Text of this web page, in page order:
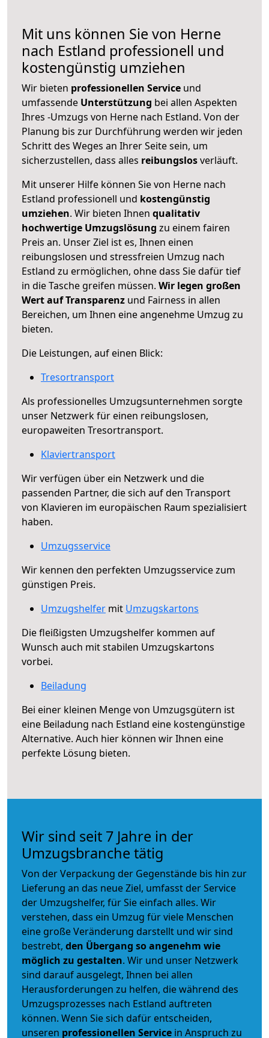
Mit uns können Sie von Herne
nach Estland professionell und
kostengünstig umziehen
Wir bieten professionellen Service und
umfassende Unterstützung bei allen Aspekten
Ihres -Umzugs von Herne nach Estland. Von der
Planung bis zur Durchführung werden wir jeden
Schritt des Weges an Ihrer Seite sein, um
sicherzustellen, dass alles reibungslosverläuft.
Mit unserer Hilfe können Sie von Herne nach
Estland professionell und kostengünstig
umziehen. Wir bieten Ihnen qualitativ
hochwertige Umzugslösung zu einem fairen
Preis an. Unser Ziel ist es, Ihnen einen
reibungslosen und stressfreien Umzug nach
Estland zu ermöglichen, ohne dass Sie dafür tief
in die Tasche greifen müssen. Wir legen großen
Wert auf Transparenz und Fairness in allen
Bereichen, um Ihnen eine angenehme Umzug zu
bieten.
Die Leistungen, auf einen Blick:
Tresortransport
Als professionelles Umzugsunternehmen sorgte
unser Netzwerk für einen reibungslosen,
europaweiten Tresortransport.
Klaviertransport
Wir verfügen über ein Netzwerk und die
passenden Partner, die sich auf den Transport
von Klavieren im europäischen Raum spezialisiert
haben.
Umzugsservice
Wir kennen den perfekten Umzugsservice zum
günstigen Preis.
Umzugshelfer mit Umzugskartons
Die fleißigsten Umzugshelfer kommen auf
Wunsch auch mit stabilen Umzugskartons
vorbei.
Beiladung
Bei einer kleinen Menge von Umzugsgütern ist
eine Beiladung nach Estland eine kostengünstige
Alternative. Auch hier können wir Ihnen eine
perfekte Lösung bieten.
Wir sind seit 7 Jahre in der
Umzugsbranche tätig
Von der Verpackung der Gegenstände bis hin zur
Lieferung an das neue Ziel, umfasst der Service
der Umzugshelfer, für Sie einfach alles. Wir
verstehen, dass ein Umzug für viele Menschen
eine große Veränderung darstellt und wir sind
bestrebt, den Übergang so angenehm wie
möglich zu gestalten. Wir und unser Netzwerk
sind darauf ausgelegt, Ihnen bei allen
Herausforderungen zu helfen, die während des
Umzugsprozesses nach Estland auftreten
können. Wenn Sie sich dafür entscheiden,
unseren professionellen Service in Anspruch zu